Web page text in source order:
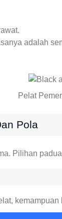
adalah
Pelat
Pola
Pilihan